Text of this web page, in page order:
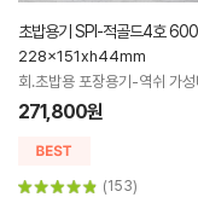
초밥용기 SPI-적골드4호
228x151xh44mm
회.초밥용 포장용기-역쉬 가
271,800원
(153)